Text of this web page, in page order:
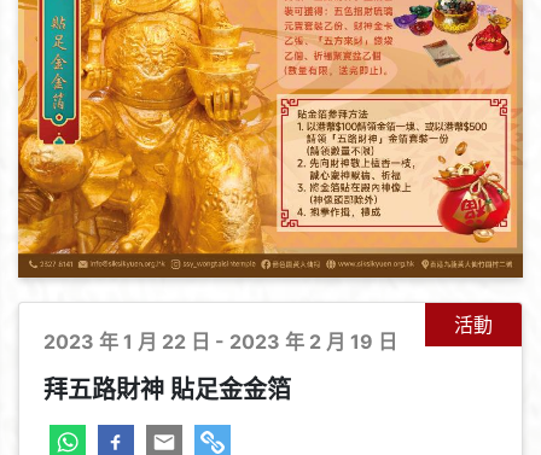
活動
2023 年 1 月 22 日 - 2023 年 2 月 19 日
拜五路財神 貼足金金箔